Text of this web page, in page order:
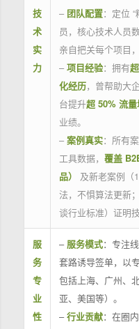
技
术
实
力
– 团队配置：定位
员，核心技术人员
亲自把关每个项目
– 项目经验：拥有
化经历，曾帮助大
台提升超 50% 流量
业绩。
– 案例真实：所有
工具数据， 覆盖
品）
及新老案例（
法，不惧算法更新
谈行业标准）证明
服
务
专
业
性
– 服务模式：专注
套路诱导签单，以
包括上海、广州、
亚、美国等）。
–行业贡献：在圈